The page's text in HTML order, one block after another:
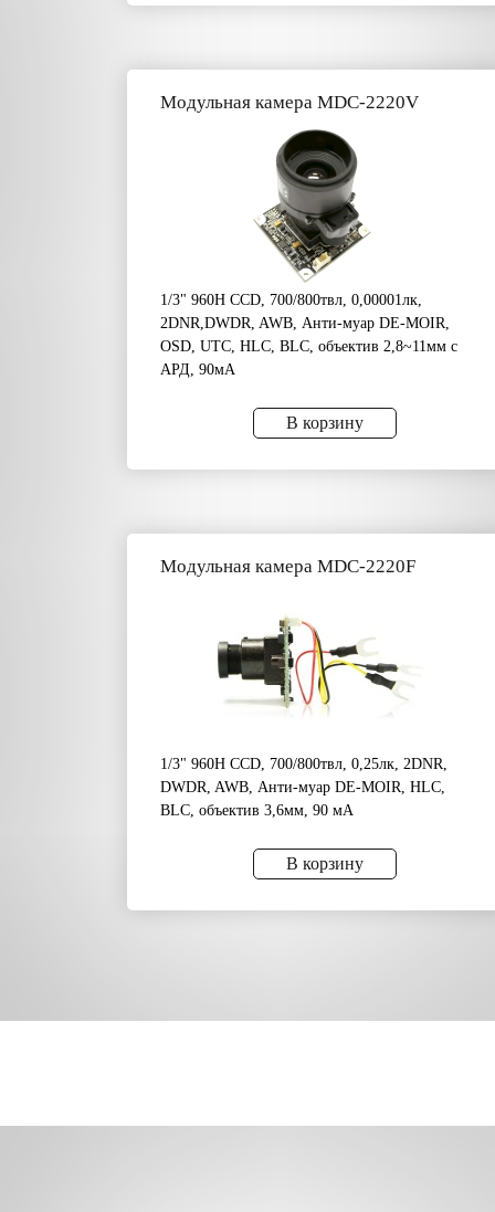
Модульная камера MDC-2220V
1/3" 960H CCD, 700/800твл, 0,00001лк,
2DNR,DWDR, AWB, Анти-муар DE-MOIR,
OSD, UTC, HLC, BLC, объектив 2,8~11мм c
АРД, 90мА
В корзину
Модульная камера MDC-2220F
1/3" 960H CCD, 700/800твл, 0,25лк, 2DNR,
DWDR, AWB, Анти-муар DE-MOIR, HLC,
BLC, объектив 3,6мм, 90 мА
В корзину